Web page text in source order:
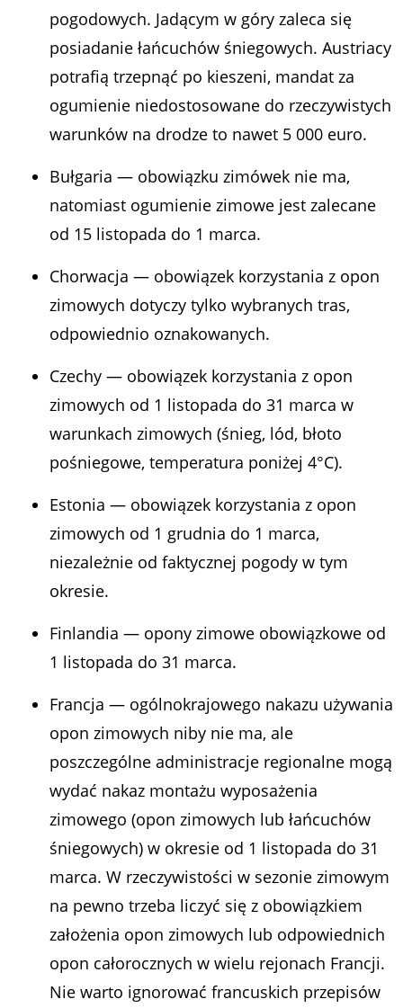
pogodowych. Jadącym w góry zaleca się
posiadanie łańcuchów śniegowych. Austriacy
potrafią trzepnąć po kieszeni, mandat za
ogumienie niedostosowane do rzeczywistych
warunków na drodze to nawet 5 000 euro.
Bułgaria — obowiązku zimówek nie ma,
natomiast ogumienie zimowe jest zalecane
od 15 listopada do 1 marca.
Chorwacja — obowiązek korzystania z opon
zimowych dotyczy tylko wybranych tras,
odpowiednio oznakowanych.
Czechy — obowiązek korzystania z opon
zimowych od 1 listopada do 31 marca w
warunkach zimowych (śnieg, lód, błoto
pośniegowe, temperatura poniżej 4°C).
Estonia — obowiązek korzystania z opon
zimowych od 1 grudnia do 1 marca,
niezależnie od faktycznej pogody w tym
okresie.
Finlandia — opony zimowe obowiązkowe od
1 listopada do 31 marca.
Francja — ogólnokrajowego nakazu używania
opon zimowych niby nie ma, ale
poszczególne administracje regionalne mogą
wydać nakaz montażu wyposażenia
zimowego (opon zimowych lub łańcuchów
śniegowych) w okresie od 1 listopada do 31
marca. W rzeczywistości w sezonie zimowym
na pewno trzeba liczyć się z obowiązkiem
założenia opon zimowych lub odpowiednich
opon całorocznych w wielu rejonach Francji.
Nie warto ignorować francuskich przepisów